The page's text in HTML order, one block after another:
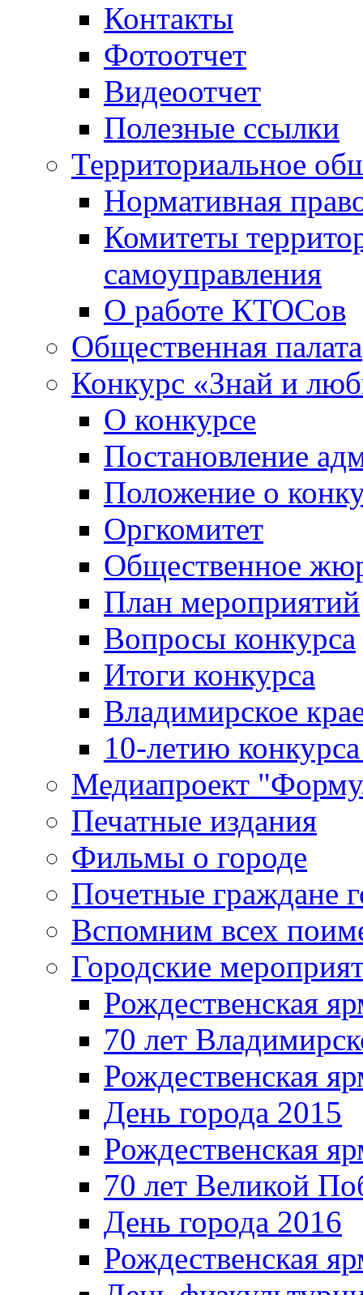
Контакты
Фотоотчет
Видеоотчет
Полезные ссылки
Территориальное
Нормативная
Комитеты
самоуправления
О работе КТОСов
Общественная палата
Конкурс «Знай и
О конкурсе
Постановление
Положение о
Оргкомитет
Общественное
План мероприятий
Вопросы конкурса
Итоги конкурса
Владимирское
10-летию
Медиапроект
Печатные издания
Фильмы о городе
Почетные граждане
Вспомним всех
Городские
Рождественская
70 лет
Рождественская
День города 2015
Рождественская
70 лет Великой
День города 2016
Рождественская